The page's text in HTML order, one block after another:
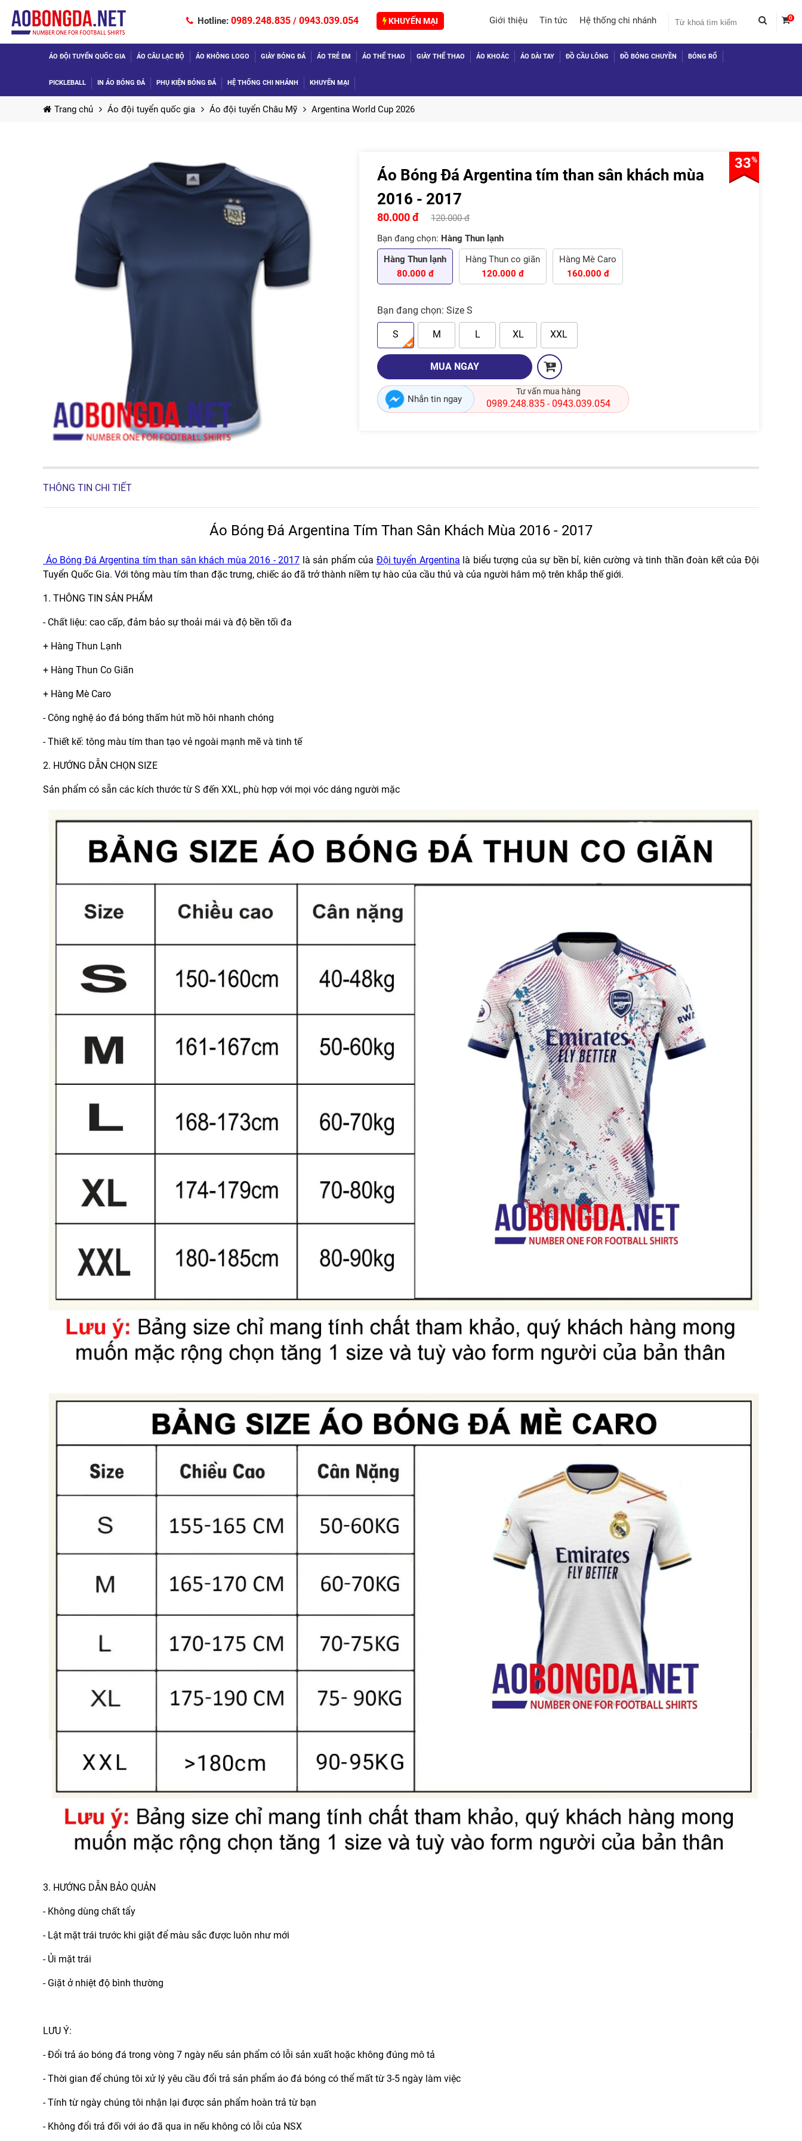
Hotline: 0989.248.835 / 0943.039.054 KHUYẾN MẠI Giới thiệu Tin tức Hệ thống chi nhánh 0
ÁO ĐỘI TUYỂN QUỐC GIA ÁO CÂU LẠC BỘ ÁO KHÔNG LOGO GIÀY BÓNG ĐÁ ÁO TRẺ EM ÁO THỂ THAO GIÀY THỂ THAO ÁO KHOÁC ÁO DÀI TAY ĐỒ CẦU LÔNG ĐỒ BÓNG CHUYỀN BÓNG RỔ
PICKLEBALL IN ÁO BÓNG ĐÁ PHỤ KIỆN BÓNG ĐÁ HỆ THỐNG CHI NHÁNH KHUYẾN MẠI
TIẾP TỤC MUA HÀNG
Trang chủ Áo đội tuyển quốc gia Áo đội tuyển Châu Mỹ Argentina World Cup 2026
Áo Bóng Đá Argentina tím than sân khách mùa
2016 - 2017
80.000 đ 120.000 đ
33%
Bạn đang chọn: Hàng Thun lạnh
Hàng Thun lạnh
80.000 đ
Hàng Thun co giãn
120.000 đ
Hàng Mè Caro
160.000 đ
Bạn đang chọn: Size S
S M L XL XXL
MUA NGAY
Nhắn tin ngay
Tư vấn mua hàng
0989.248.835 - 0943.039.054
THÔNG TIN CHI TIẾT
Áo Bóng Đá Argentina Tím Than Sân Khách Mùa 2016 - 2017
Áo Bóng Đá Argentina tím than sân khách mùa 2016 - 2017 là sản phẩm của Đội tuyển Argentina là biểu tượng của sự bền bỉ, kiên cường và tinh thần đoàn kết của Đội
Tuyển Quốc Gia. Với tông màu tím than đặc trưng, chiếc áo đã trở thành niềm tự hào của cầu thủ và của người hâm mộ trên khắp thế giới.
1. THÔNG TIN SẢN PHẨM
- Chất liệu: cao cấp, đảm bảo sự thoải mái và độ bền tối đa
+ Hàng Thun Lạnh
+ Hàng Thun Co Giãn
+ Hàng Mè Caro
- Công nghệ áo đá bóng thấm hút mồ hôi nhanh chóng
- Thiết kế: tông màu tím than tạo vẻ ngoài mạnh mẽ và tinh tế
2. HƯỚNG DẪN CHỌN SIZE
Sản phẩm có sẵn các kích thước từ S đến XXL, phù hợp với mọi vóc dáng người mặc
3. HƯỚNG DẪN BẢO QUẢN
- Không dùng chất tẩy
- Lật mặt trái trước khi giặt để màu sắc được luôn như mới
- Ủi mặt trái
- Giặt ở nhiệt độ bình thường
LƯU Ý:
- Đổi trả áo bóng đá trong vòng 7 ngày nếu sản phẩm có lỗi sản xuất hoặc không đúng mô tả
- Thời gian để chúng tôi xử lý yêu cầu đổi trả sản phẩm áo đá bóng có thể mất từ 3-5 ngày làm việc
- Tính từ ngày chúng tôi nhận lại được sản phẩm hoàn trả từ bạn
- Không đổi trả đối với áo đã qua in nếu không có lỗi của NSX